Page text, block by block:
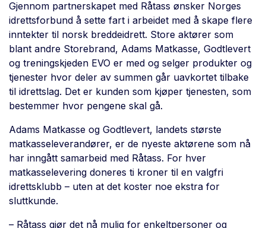
Gjennom partnerskapet med Råtass ønsker Norges
idrettsforbund å sette fart i arbeidet med å skape flere
inntekter til norsk breddeidrett. Store aktører som
blant andre Storebrand, Adams Matkasse, Godtlevert
og treningskjeden EVO er med og selger produkter og
tjenester hvor deler av summen går uavkortet tilbake
til idrettslag. Det er kunden som kjøper tjenesten, som
bestemmer hvor pengene skal gå.
Adams Matkasse og Godtlevert, landets største
matkasseleverandører, er de nyeste aktørene som nå
har inngått samarbeid med Råtass. For hver
matkasselevering doneres ti kroner til en valgfri
idrettsklubb – uten at det koster noe ekstra for
sluttkunde.
– Råtass gjør det nå mulig for enkeltpersoner og